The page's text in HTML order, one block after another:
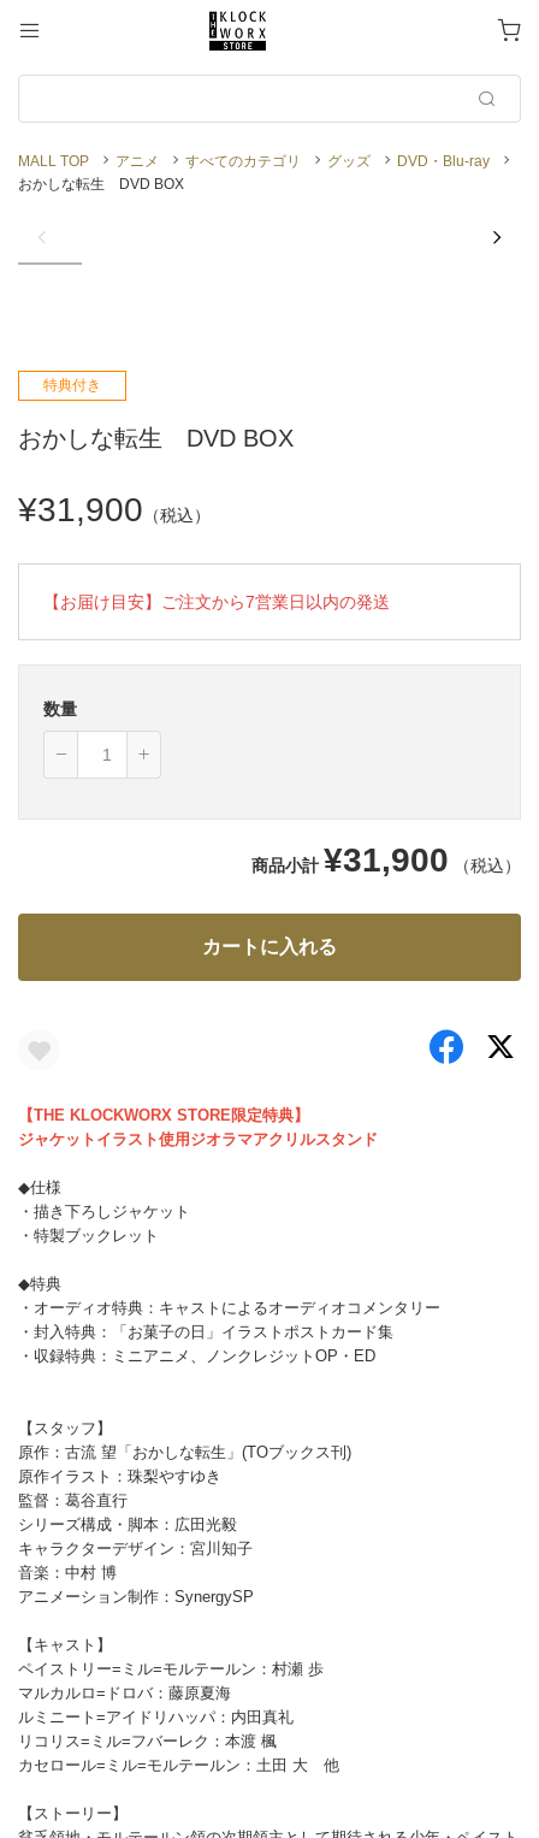
MALL TOP アニメ すべてのカテゴリ グッズ
DVD・Blu-ray
おかしな転生 DVD BOX
特典付き
おかしな転生 DVD BOX
¥31,900 （税込）
【お届け目安】ご注文から7営業日以内の発送
数量
商品小計 ¥31,900 （税込）
カートに入れる